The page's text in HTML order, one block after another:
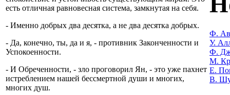
есть отличная равновесная система, замкнутая на себя.
- Именно добрых два десятка, а не два десятка добрых.
- Да, конечно, ты, да и я, - противник Законченности и
Успокоенности.
- И Обреченности, - зло проговорил Ян, - это уже пахнет
истреблением нашей бессмертной души и многих,
многих душ.
Ф.
У.
Ф.
М.
Е.
В.